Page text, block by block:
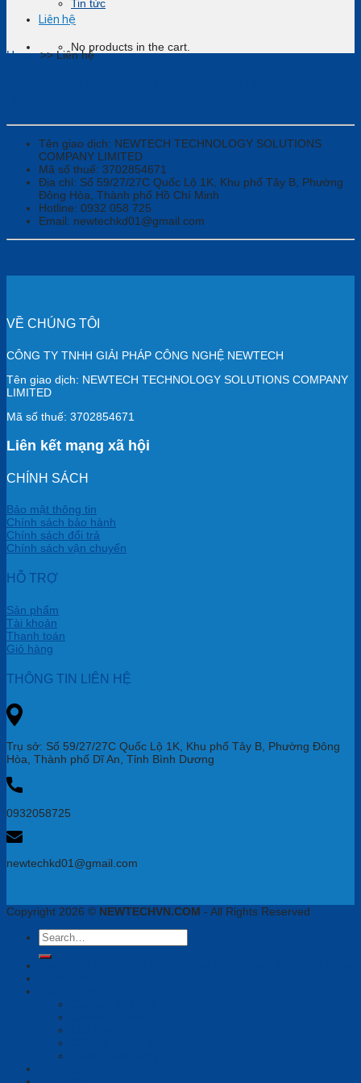
Tin tức
Liên hệ
No products in the cart.
Home >>Liên hệ
Tên giao dịch: NEWTECH TECHNOLOGY SOLUTIONS
COMPANY LIMITED
Mã số thuế: 3702854671
Địa chỉ: Số 59/27/27C Quốc Lộ 1K, Khu phố Tây B, Phường
Đông Hòa, Thành phố Hồ Chí Minh
Hotline: 0932 058 725
Email: newtechkd01@gmail.com
VỀ CHÚNG TÔI
CÔNG TY TNHH GIẢI PHÁP CÔNG NGHỆ NEWTECH
Tên giao dịch: NEWTECH TECHNOLOGY SOLUTIONS COMPANY
LIMITED
Mã số thuế: 3702854671
Liên kết mạng xã hội
CHÍNH SÁCH
Bảo mật thông tin
Chính sách bảo hành
Chính sách đổi trả
Chính sách vận chuyển
HỖ TRỢ
Sản phẩm
Tài khoản
Thanh toán
Giỏ hàng
THÔNG TIN LIÊN HỆ
Trụ sở: Số 59/27/27C Quốc Lộ 1K, Khu phố Tây B, Phường Đông
Hòa, Thành phố Dĩ An, Tỉnh Bình Dương
0932058725
newtechkd01@gmail.com
Copyright 2026 © NEWTECHVN.COM - All Rights Reserved
Search
for: